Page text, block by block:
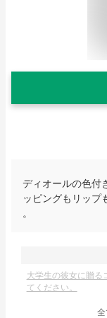
ディオールの色付
ッピングもリップ
。
大学生の彼女に贈る
てください。
全